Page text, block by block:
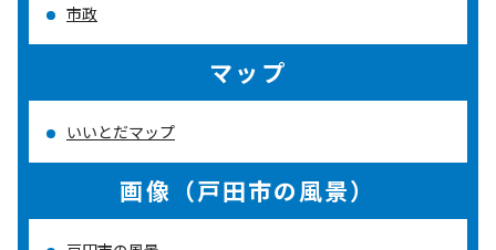
市政
マップ
いいとだマップ
画像（戸田市の風景）